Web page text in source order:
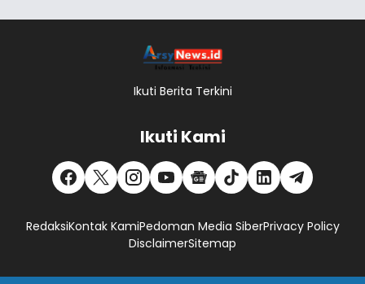
Ikuti Berita Terkini
Ikuti Kami
RedaksiKontak KamiPedoman Media SiberPrivacy Policy
DisclaimerSitemap